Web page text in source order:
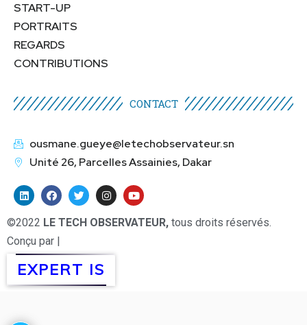
START-UP
PORTRAITS
REGARDS
CONTRIBUTIONS
CONTACT
ousmane.gueye@letechobservateur.sn
Unité 26, Parcelles Assainies, Dakar
©2022 LE TECH OBSERVATEUR, tous droits réservés.
Conçu par |
EXPERT IS